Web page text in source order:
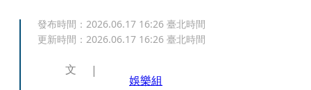
發布時間： 2026.06.17 16:26 臺北時間
更新時間： 2026.06.17 16:26 臺北時間
文
娛樂組